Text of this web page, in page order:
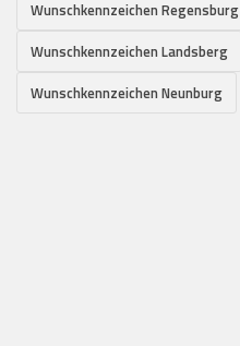
Wunschkennzeichen Regensburg
Wunschkennzeichen Landsberg
Wunschkennzeichen Neunburg